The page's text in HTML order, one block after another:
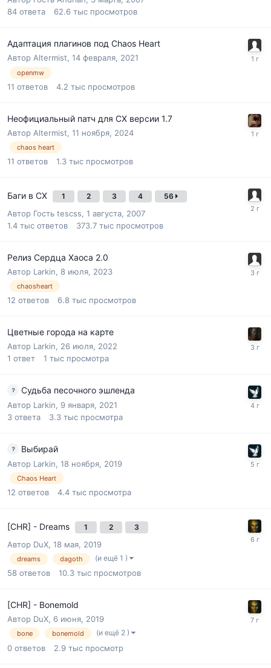
84 ответа 62.6 тыс просмотров
Адаптация плагинов под Chaos Heart
Автор Altermist, 14 февраля, 2021
openmw
11 ответов 4.2 тыс просмотров
Неофициальный патч для СХ версии 1.7
Автор Altermist, 11 ноября, 2024
chaos heart
11 ответов 1.3 тыс просмотров
Баги в СХ 1 2 3 4 56
Автор Гость tescss, 1 августа, 2007
1.4 тыс ответов 373.7 тыс просмотров
Релиз Сердца Хаоса 2.0
Автор Larkin, 8 июля, 2023
chaosheart
12 ответов 6.8 тыс просмотров
Цветные города на карте
Автор Larkin, 26 июля, 2022
1 ответ 1 тыс просмотра
Судьба песочного эшленда
Автор Larkin, 9 января, 2021
3 ответа 3.3 тыс просмотра
Выбирай
Автор Larkin, 18 ноября, 2019
Chaos Heart
12 ответов 4.4 тыс просмотра
[CHR] - Dreams 1 2 3
Автор DuX, 18 мая, 2019
dreams dagoth (и ещё 1 )
58 ответов 10.3 тыс просмотров
[CHR] - Bonemold
Автор DuX, 6 июня, 2019
bone bonemold (и ещё 2 )
0 ответов 2.9 тыс просмотр